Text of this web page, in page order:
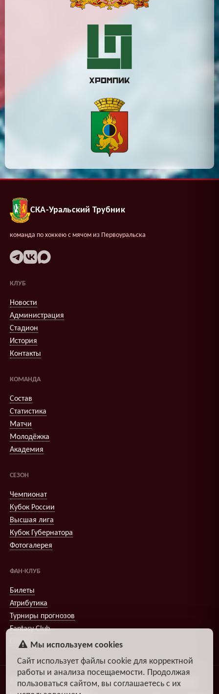
СКА-Уральский Трубник
команда по хоккею с мячом из Первоуральска
КЛУБ
Новости
Администрация
Стадион
История
Контакты
КОМАНДА
Состав
Статистика
Матчи
Молодёжка
Академия
СЕЗОН
Чемпионат
Кубок России
Высшая лига
Кубок Губернатора
Фотогалерея
ФАН-КЛУБ
Билеты
Атрибутика
Турниры прогнозов
Fantasy Club
Опросы
© 2009–2026,АлександрDiosEspectroЛитвиненко
Мы используем cookies
Сайт использует файлы cookie для корректной
работы и анализа посещаемости. Продолжая
пользоваться сайтом, вы соглашаетесь с их